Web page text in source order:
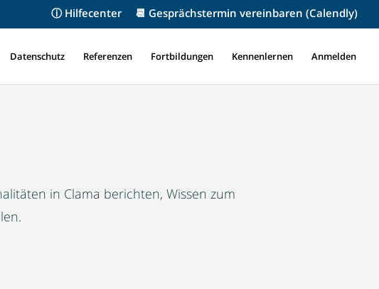
ⓘ Hilfecenter 📆 Gesprächstermin vereinbaren (Calendly)
Datenschutz Referenzen Fortbildungen Kennenlernen Anmelden
in Clama berichten, Wissen zum